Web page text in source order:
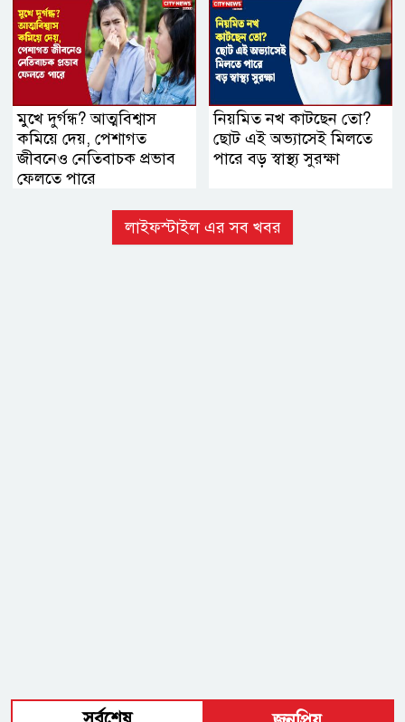
মুখে দুর্গন্ধ? আত্মবিশ্বাস
কমিয়ে দেয়, পেশাগত
জীবনেও নেতিবাচক প্রভাব
ফেলতে পারে
নিয়মিত নখ কাটছেন তো?
ছোট এই অভ্যাসেই মিলতে
পারে বড় স্বাস্থ্য সুরক্ষা
লাইফস্টাইল এর সব খবর